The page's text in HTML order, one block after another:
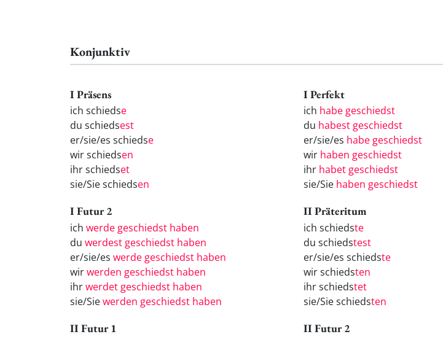
Konjunktiv
I Präsens
ich schiedse
du schiedsest
er/sie/es schiedse
wir schiedsen
ihr schiedset
sie/Sie schiedsen
I Perfekt
ich habe geschiedst
du habest geschiedst
er/sie/es habe geschiedst
wir haben geschiedst
ihr habet geschiedst
sie/Sie haben geschiedst
I Futur 2
ich werde geschiedst haben
du werdest geschiedst haben
er/sie/es werde geschiedst haben
wirwerden geschiedst haben
ihrwerdet geschiedst haben
sie/Siewerden geschiedst haben
II Präteritum
ich schiedste
du schiedstest
er/sie/es schiedste
wir schiedsten
ihr schiedstet
sie/Sie schiedsten
II Futur 1 II Futur 2